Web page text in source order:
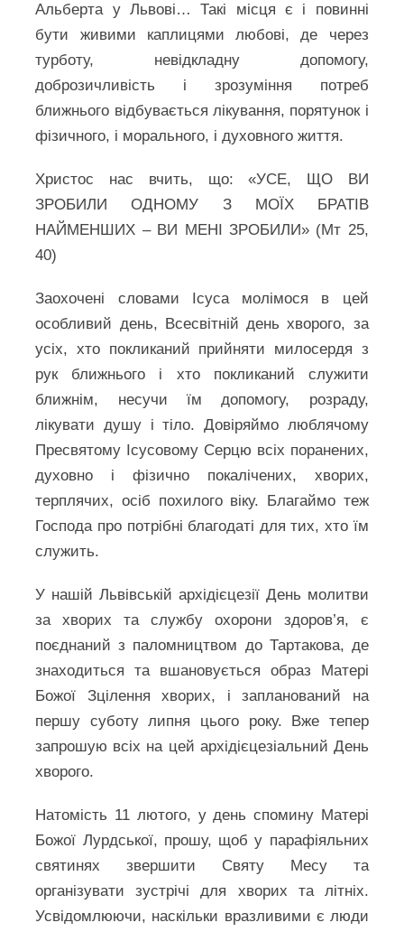
Альберта у Львові… Такі місця є і повинні
бути живими каплицями любові, де через
турботу, невідкладну допомогу,
доброзичливість і зрозуміння потреб
ближнього відбувається лікування, порятунок і
фізичного, і морального, і духовного життя.
Христос нас вчить, що: «УСЕ, ЩО ВИ
ЗРОБИЛИ ОДНОМУ З МОЇХ БРАТІВ
НАЙМЕНШИХ – ВИ МЕНІ ЗРОБИЛИ» (Мт 25,
40)
Заохочені словами Ісуса молімося в цей
особливий день, Всесвітній день хворого, за
усіх, хто покликаний прийняти милосердя з
рук ближнього і хто покликаний служити
ближнім, несучи їм допомогу, розраду,
лікувати душу і тіло. Довіряймо люблячому
Пресвятому Ісусовому Серцю всіх поранених,
духовно і фізично покалічених, хворих,
терплячих, осіб похилого віку. Благаймо теж
Господа про потрібні благодаті для тих, хто їм
служить.
У нашій Львівській архідієцезії День молитви
за хворих та службу охорони здоров’я, є
поєднаний з паломництвом до Тартакова, де
знаходиться та вшановується образ Матері
Божої Зцілення хворих, і запланований на
першу суботу липня цього року. Вже тепер
запрошую всіх на цей архідієцезіальний День
хворого.
Натомість 11 лютого, у день спомину Матері
Божої Лурдської, прошу, щоб у парафіяльних
святинях звершити Святу Месу та
організувати зустрічі для хворих та літніх.
Усвідомлюючи, наскільки вразливими є люди